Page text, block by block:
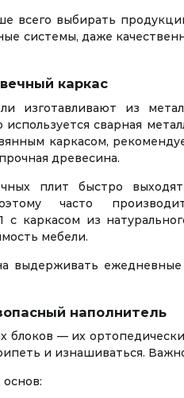
всего выбирать
системы, даже
каркас
изготавливают из
сварная
каркасом,
древесина.
плит быстро
часто
каркасом из
мебели.
выдерживать
наполнитель
— их
и изнашиваться.